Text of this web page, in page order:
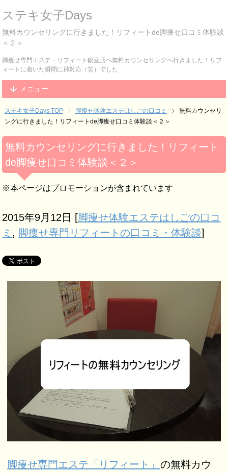
ステキ女子Days
無料カウンセリングに行きました！リフィートde脚痩せ口コミ体験談
＜２＞
脚痩せ専門エステ・リフィート銀座店へ無料カウンセリングへ行きました！リフ
ィートに着いた瞬間に神対応（笑）でした
メニュー
ステキ女子Days TOP 脚痩せ体験エステはしごの口コミ
無料カウンセリ
ングに行きました！リフィートde脚痩せ口コミ体験談＜２＞
無料カウンセリングに行きました！リフィート
de脚痩せ口コミ体験談＜２＞
※本ページはプロモーションが含まれています
2015年9月12日 [脚痩せ体験エステはしごの口コ
ミ , 脚痩せ専門リフィートの口コミ・体験談]
脚痩せ専門エステ「リフィート」 の無料カウ